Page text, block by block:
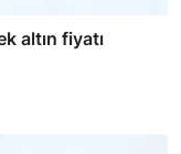
altın fiyatı